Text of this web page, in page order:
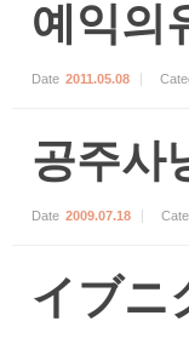
예익의
Date 2011.05.08
공주사
Date 2009.07.18
イブニ